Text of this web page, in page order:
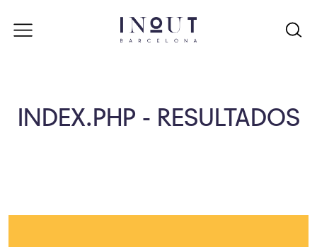
INDEX.PHP - RESULTADOS